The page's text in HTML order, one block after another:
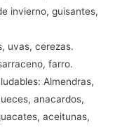
invierno, guisantes,
uvas, cerezas.
farro.
Almendras,
anacardos,
aceitunas,